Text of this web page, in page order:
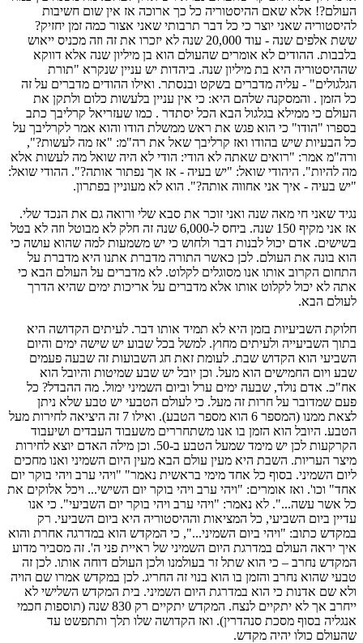
העולם?! אלא שאם ההיסטוריה כל כך ארוכה אז אין שום חשיבות
להיסטוריה שאני יוצר כי כל דבר תרבותי שאני אצור כמה זמן יחזיק?
ששת אלפים שנה - עוד 20,000 שנה לא יזכרו את זה וזה מכניס ייאוש
בלבבות. ההודים לא אומרים שהעולם הוא בן מיליון שנה אלא דווקא
שההיסטוריה היא בת מיליון שנה. ביהדות יש עניין שנקרא "תורת
הגלגולים" - עליה מדברים בשקט ובנסתר. ואילו ההודים מדברים על זה
כל הזמן . והמסקנה שלהם היא: כי אין עניין בלעשות כלום ולתקן את
העולם כי ממילא בגלגול הבא הכל יסתדר . כמו שעזריאל קרליבך כתב
בספרו "הודו" כי הוא פגש את ראש ממשלת הודו והוא אמר לקרליבך על
כל הבעיות שיש בהודו ואז קרליבך שאל את רה"מ: "אז מה לעשות?",
ורה"מ אמר: "רואים שאתה לא הודי: הודי לא היה שואל מה לעשות אלא
מה להיות". היהודי שואל: "יש בעיה - אז אך נפתור אותה?". ההודי שואל:
"יש בעיה - איך אני אחווה אותה?". הוא לא מעוניין בפתרון.
נגיד שאני חי מאה שנה ואני זוכר את סבא שלי ורואה גם את הנכד שלי.
אז אני מקיף 150 שנה. ביחס ל-6,000 שנה זה חלק לא מבוטל וזה לא בטל
בשישים. אדם יכול לבנות דבר ולחוש כי יש משמעות למה שהוא עושה כי
הוא בונה את העולם. לכן כאשר התורה מדברת אתנו היא מדברת על
התחום הקרוב אותו אנו מסוגלים לקלוט. לא מדברים על העולם הבא כי
אתה לא יכול לקלוט אותו אלא מדברים על אריכות ימים שהיא הדרך
לעולם הבא.
חלוקת השביעיות בזמן היא לא תמיד אותו דבר. לעיתים הקדושה היא
בתוך השביעייה ולעיתים מחוץ. למשל בכל שבוע יש שישה ימים והיום
השביעי הוא הקדוש שבת. לעומת זאת חג השבועות זה שבעה פעמים
שבע ויום החמישים הוא מעל. וכן יובל יש שבע שמיטות והיובל הוא
אח"כ. אדם נולד, שבעה ימים ערל וביום השמיני ימול. מה ההבדל? כל
פעם שמדובר על חרות זה מעל. כי לעולם הטבעי יש טבע שלא ניתן
לצאת ממנו (המספר 6 הוא מספר הטבע). ואילו 7 זה היציאה לחירות מעל
הטבע. היובל הוא הזמן בו אנו משתחררים משעבוד העבדים ושיעבוד
הקרקעות לכן יש מימד שמעל הטבע ב-50. וכן מילה האדם יוצא לחירות
מיצר העריות. השבת היא מעין עולם הבא מעין היום השמיני ואנו מחכים
ליום השמיני. בסוף כל אחד מימי בראשית נאמר" "ויהי ערב ויהי בוקר יום
אחד" וכו'. ואז אומרים: "ויהי ערב ויהי בוקר יום השישי... ויכל אלוקים את
כל אשר עשה...". לא נאמר: "ויהי ערב ויהי בוקר יום השביעי". כי אנו
עדיין ביום השביעי, כל המציאות וההיסטוריה היא ביום השביעי. רק
במקדש כתוב: "ויהי ביום השמיני...", כי המקדש הוא במדרגה אחרת והוא
איך יראה העולם במדרגת היום השמיני של ראיית פני ה'. זה מסביר מדוע
המקדש נחרב – כי הוא שתל זר בעולמנו ולכן העולם דוחה אותו. לכן זה
טבעי שהוא נחרב והזמן בו הוא בנוי זה החריג. לכן במקדש אמרו שם הויה
ולא שם אדנות כי הוא במדרגת היום השמיני. בית המקדש השלישי לא
ייחרב אך לא יתקיים לנצח. המקדש יתקיים רק 830 שנה (תוספות חכמי
אנגליה בסוף מסכת סנהדרין). ואז הקדושה שלו תלך ותתפשט עד
שהעולם כולו יהיה מקדש.